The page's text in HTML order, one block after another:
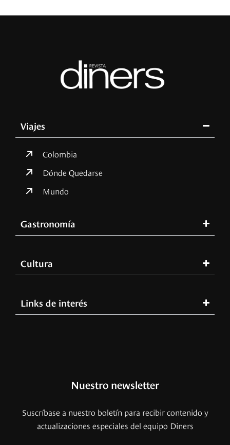
Viajes
Colombia
Dónde Quedarse
Mundo
Gastronomía
Cultura
Links de interés
Nuestro newsletter
Suscríbase a nuestro boletín para recibir contenido y
actualizaciones especiales del equipo Diners